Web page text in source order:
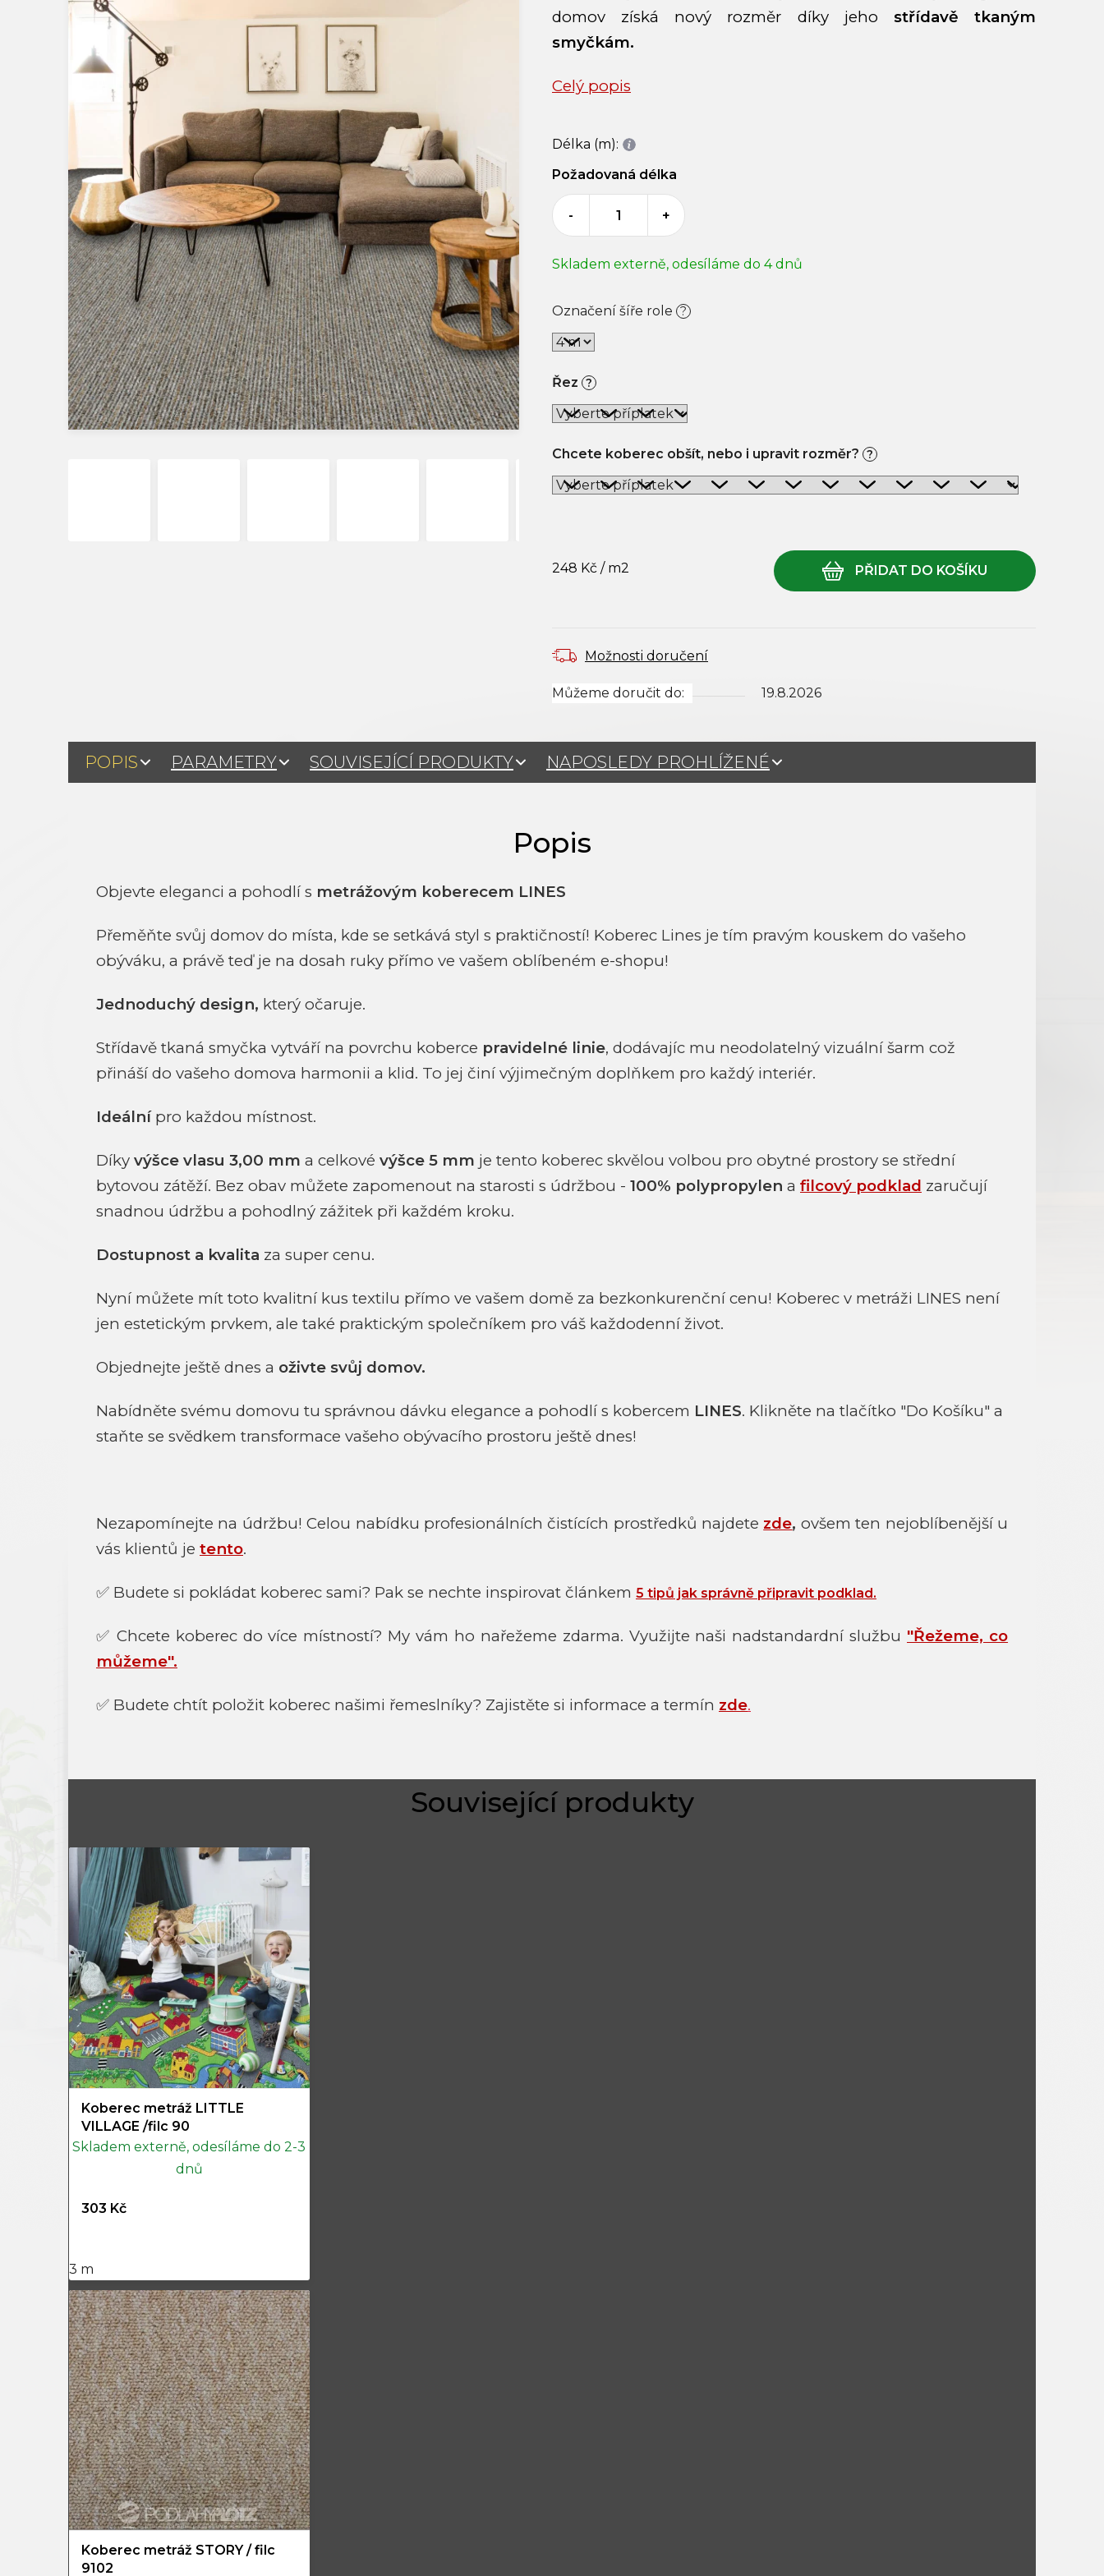
domov získá nový rozměr díky jeho střídavě tkaným
smyčkám.
Celý popis
Označení šíře role ?
Řez ?
Chcete koberec obšít, nebo i upravit rozměr? ?
Můžeme doručit do: 19.8.2026
248 Kč / m2
Skladem externě, odesíláme do 4 dnů
Možnosti doručení
Délka (m):
Požadovaná délka
- +
POPIS PARAMETRY SOUVISEJÍCÍ PRODUKTY NAPOSLEDY PROHLÍŽENÉ
Objevte eleganci a pohodlí s metrážovým koberecem LINES
Přeměňte svůj domov do místa, kde se setkává styl s praktičností! Koberec Lines je tím pravým kouskem do vašeho
obýváku, a právě teď je na dosah ruky přímo ve vašem oblíbeném e-shopu!
Jednoduchý design, který očaruje.
Střídavě tkaná smyčka vytváří na povrchu koberce pravidelné linie, dodávajíc mu neodolatelný vizuální šarm což
přináší do vašeho domova harmonii a klid. To jej činí výjimečným doplňkem pro každý interiér.
Ideálnípro každou místnost.
Díky výšce vlasu 3,00 mm a celkové výšce 5 mm je tento koberec skvělou volbou pro obytné prostory se střední
bytovou zátěží. Bez obav můžete zapomenout na starosti s údržbou - 100% polypropylen a filcový podklad zaručují
snadnou údržbu a pohodlný zážitek při každém kroku.
Dostupnost a kvalita za super cenu.
Nyní můžete mít toto kvalitní kus textilu přímo ve vašem domě za bezkonkurenční cenu! Koberec v metráži LINES není
jen estetickým prvkem, ale také praktickým společníkem pro váš každodenní život.
Objednejte ještě dnes a oživte svůj domov.
Nabídněte svému domovu tu správnou dávku elegance a pohodlí s kobercem LINES. Klikněte na tlačítko "Do Košíku" a
staňte se svědkem transformace vašeho obývacího prostoru ještě dnes!
Nezapomínejte na údržbu! Celou nabídku profesionálních čistících prostředků najdete zde, ovšem ten nejoblíbenější u
vás klientů je tento.
✅ Budete si pokládat koberec sami? Pak se nechte inspirovat článkem 5 tipů jak správně připravit podklad.
✅ Chcete koberec do více místností? My vám ho nařežeme zdarma. Využijte naši nadstandardní službu "Řežeme, co
můžeme".
✅ Budete chtít položit koberec našimi řemeslníky? Zajistěte si informace a termín zde.
Koberec metráž LITTLE
VILLAGE /filc 90
Skladem externě, odesíláme do 2-3
dnů
303 Kč
3 m
Koberec metráž STORY / filc
9102